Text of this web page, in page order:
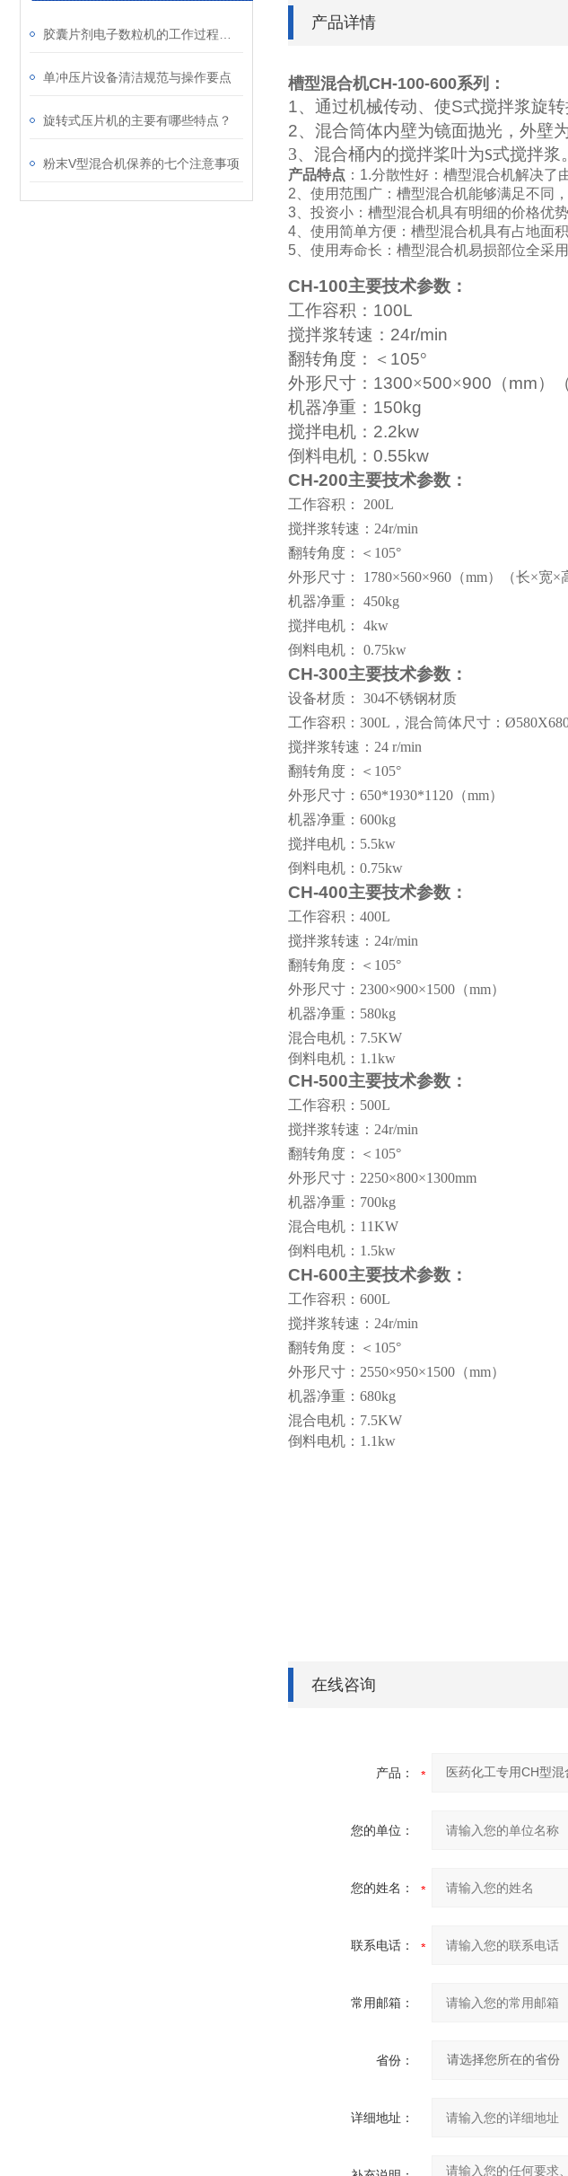
单冲压片设备清洁规范与操作要点
旋转式压片机的主要有哪些特点？
粉末V型混合机保养的七个注意事项
产品详情
槽型混合机CH-100-600系列：
1、 通过机械传动、使S式搅拌浆旋
2、 混合筒体内壁为镜面抛光，外壁
3、混合桶内的搅拌桨叶为S式搅拌浆。
产品特点 ：1.分散性好：槽型混合机解决了
2、使用范围广：槽型混合机能够满足不同
3、投资小：槽型混合机具有明细的价格优
4、使用简单方便：槽型混合机具有占地面
5、使用寿命长：槽型混合机易损部位全采
CH-100主要技术参数：
工作容积： 100L
搅拌浆转速： 24r/min
翻转角度：＜ 105°
外形尺寸： 1300×500×900 （mm）
机器净重： 150kg
搅拌电机： 2.2kw
倒料电机： 0.55kw
CH-200主要技术参数：
工作容积：
200L
搅拌浆转速： 24r/min
翻转角度：＜ 105°
外形尺寸：
1780×560×960 （mm）（长×宽×
机器净重：
450kg
搅拌电机：
4kw
倒料电机：
0.75kw
CH-300主要技术参数：
设备材质： 304不锈钢材质
工作容积： 300L ，混合筒体尺寸：
搅拌浆转速： 24 r/min
翻转角度：＜ 105°
外形尺寸： 650*1930*1120 （mm）
机器净重： 600kg
搅拌电机： 5.5kw
倒料电机： 0.75kw
CH-400主要技术参数：
工作容积： 400L
搅拌浆转速： 24r/min
翻转角度：＜ 105°
外形尺寸： 2300×900×1500 （mm）
机器净重： 580kg
混合电机： 7.5KW
倒料电机： 1.1kw
CH-500主要技术参数：
工作容积： 500L
搅拌浆转速： 24r/min
翻转角度：＜ 105°
外形尺寸： 2250×800×1300mm
机器净重： 700kg
混合电机： 11KW
倒料电机： 1.5kw
CH-600主要技术参数：
工作容积： 600L
搅拌浆转速： 24r/min
翻转角度：＜ 105°
外形尺寸： 2550×950×1500 （mm）
机器净重： 680kg
混合电机： 7.5KW
倒料电机： 1.1kw
在线咨询
产品：
您的单位：
您的姓名：
联系电话：
常用邮箱：
省份：
详细地址：